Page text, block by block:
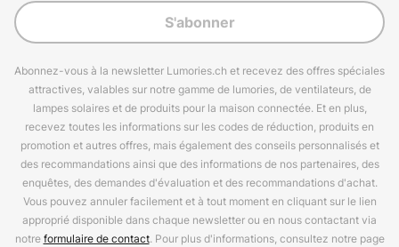
S'abonner
Abonnez-vous à la newsletter Lumories.ch et recevez des offres spéciales
attractives, valables sur notre gamme de lumories, de ventilateurs, de
lampes solaires et de produits pour la maison connectée. Et en plus,
recevez toutes les informations sur les codes de réduction, produits en
promotion et autres offres, mais également des conseils personnalisés et
des recommandations ainsi que des informations de nos partenaires, des
enquêtes, des demandes d'évaluation et des recommandations d'achat.
Vous pouvez annuler facilement et à tout moment en cliquant sur le lien
approprié disponible dans chaque newsletter ou en nous contactant via
notreformulaire de contact. Pour plus d'informations, consultez notre page